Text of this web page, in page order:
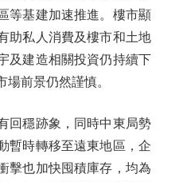
等基建加速推進。樓市顯
助私人消費及樓市和土地
及建造相關投資仍持續下
前景仍然謹慎。
穩跡象，同時中東局勢
暫時轉移至遠東地區，企
擊也加快囤積庫存，均為